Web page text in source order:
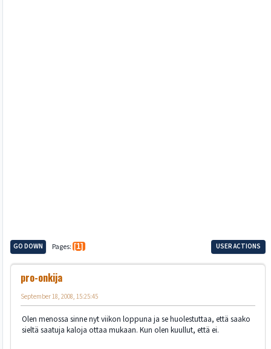
GO DOWN Pages 1 USER ACTIONS
pro-onkija
September 18, 2008, 15:25:45
Olen menossa sinne nyt viikon loppuna ja se huolestuttaa, että saako
sieltä saatuja kaloja ottaa mukaan. Kun olen kuullut, että ei.